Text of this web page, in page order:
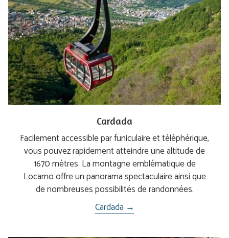
Cardada
Facilement accessible par funiculaire et téléphérique,
vous pouvez rapidement atteindre une altitude de
1670 mètres. La montagne emblématique de
Locarno offre un panorama spectaculaire ainsi que
de nombreuses possibilités de randonnées.
Cardada →